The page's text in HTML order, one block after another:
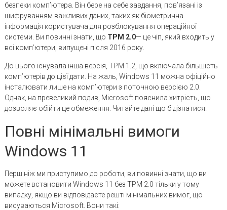
безпеки комп’ютера. Він бере на себе завдання, пов’язані із
шифруванням важливих даних, таких як біометрична
інформація користувача для розблокування операційної
системи. Ви повинні знати, що TPM 2.0— це чіп, який входить у
всі комп’ютери, випущені після 2016 року.
До цього існувала інша версія, TPM 1.2, що включала більшість
комп’ютерів до цієї дати. На жаль, Windows 11 можна офіційно
інсталювати лише на комп’ютери з поточною версією 2.0.
Однак, на превеликий подив, Microsoft пояснила хитрість, що
дозволяє обійти це обмеження. Читайте далі що б дізнатися.
Повні мінімальні вимоги
Windows 11
Перш ніж ми приступимо до роботи, ви повинні знати, що ви
можете встановити Windows 11 без TPM 2.0 тільки у тому
випадку, якщо ви відповідаєте решті мінімальних вимог, що
висуваються Microsoft. Вони такі: